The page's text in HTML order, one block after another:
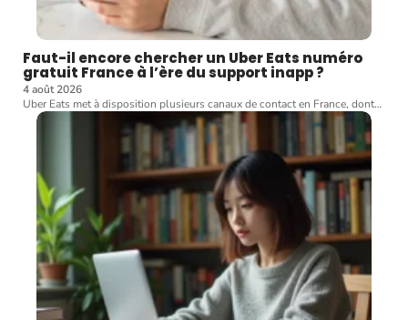
Faut-il encore chercher un Uber Eats numéro
gratuit France à l’ère du support inapp ?
4 août 2026
Uber Eats met à disposition plusieurs canaux de contact en France, dont…